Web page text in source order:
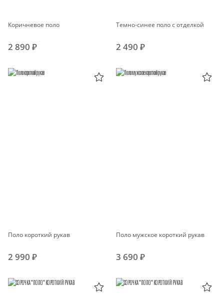
Коричневое поло
2 890 ₽
Темно-синее поло с отделкой
2 490 ₽
Поло короткий рукав
2 990 ₽
Поло мужское короткий рукав
3 690 ₽